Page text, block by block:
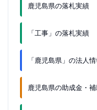
鹿児島県の落札実績
「工事」の落札実績
「鹿児島県」の法人
鹿児島県の助成金・